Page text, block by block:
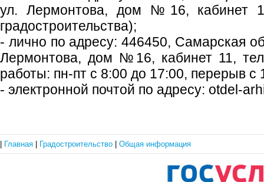
ул. Лермонтова, дом №16, кабинет
градостроительства);
- лично по адресу: 446450, Самарская
Лермонтова, дом №16, кабинет 11,
работы: пн-пт с 8:00 до 17:00, перерыв с
- электронной почтой по адресу: otdel-
Главная Градостроительство Общая информация